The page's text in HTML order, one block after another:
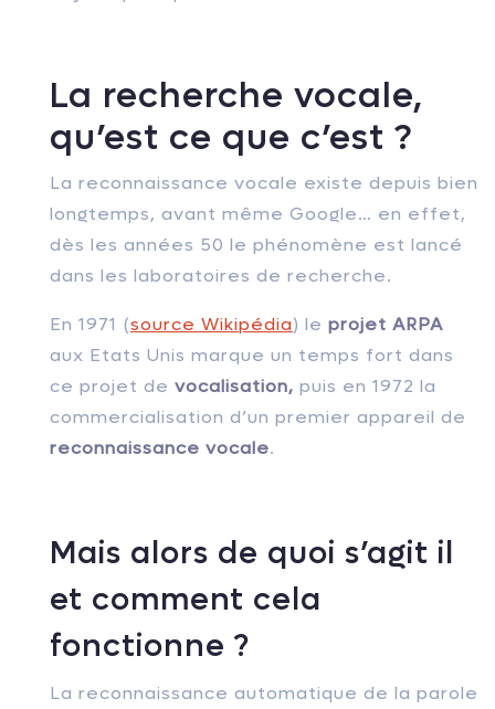
La recherche vocale,
qu’est ce que c’est ?
La reconnaissance vocale existe depuis bien
longtemps, avant même Google… en effet,
dès les années 50 le phénomène est lancé
dans les laboratoires de recherche.
En 1971 (source Wikipédia) le projet ARPA
aux Etats Unis marque un temps fort dans
ce projet de vocalisation, puis en 1972 la
commercialisation d’un premier appareil de
reconnaissance vocale.
Mais alors de quoi s’agit il
et comment cela
fonctionne ?
La reconnaissance automatique de la parole